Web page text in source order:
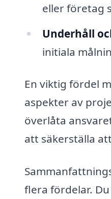
eller företag
Underhåll
initiala
En viktig fördel
aspekter av
överlåta
att säkerställa
flera fördelar.